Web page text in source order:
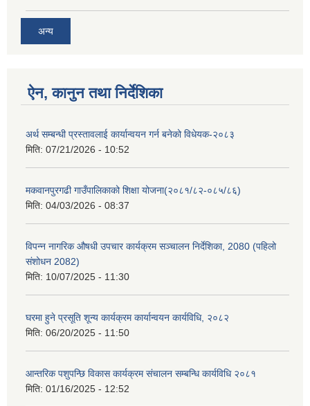
अन्य
ऐन, कानुन तथा निर्देशिका
अर्थ सम्बन्धी प्रस्तावलाई कार्यान्वयन गर्न बनेको विधेयक-२०८३
मिति: 07/21/2026 - 10:52
मकवानपुरगढी गाउँपालिकाको शिक्षा योजना(२०८१/८२-०८५/८६)
मिति: 04/03/2026 - 08:37
विपन्न नागरिक औषधी उपचार कार्यक्रम सञ्चालन निर्देशिका, 2080 (पहिलो
संशोधन 2082)
मिति: 10/07/2025 - 11:30
घरमा हुने प्रसूति शून्य कार्यक्रम कार्यान्वयन कार्यविधि, २०८२
मिति: 06/20/2025 - 11:50
आन्तरिक पशुपन्छि विकास कार्यक्रम संचालन सम्बन्धि कार्यविधि २०८१
मिति: 01/16/2025 - 12:52